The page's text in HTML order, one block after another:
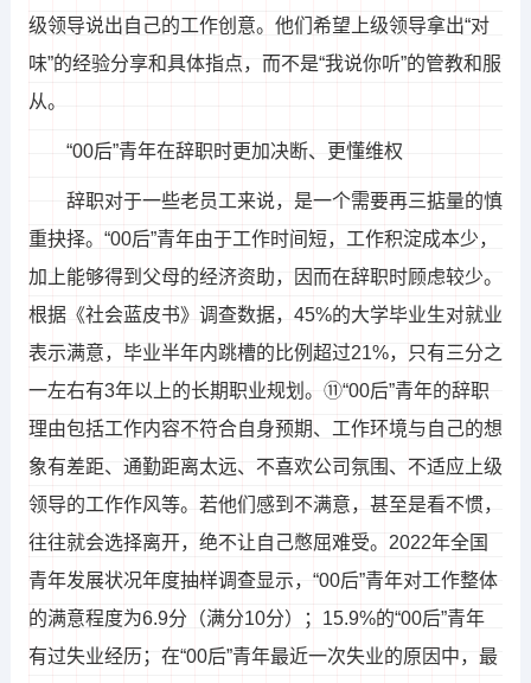
级领导说出自己的工作创意。他们希望上级领导拿出“对
味”的经验分享和具体指点，而不是“我说你听”的管教和服
从。
“00后”青年在辞职时更加决断、更懂维权
辞职对于一些老员工来说，是一个需要再三掂量的慎
重抉择。“00后”青年由于工作时间短，工作积淀成本少，
加上能够得到父母的经济资助，因而在辞职时顾虑较少。
根据《社会蓝皮书》调查数据，45%的大学毕业生对就业
表示满意，毕业半年内跳槽的比例超过21%，只有三分之
一左右有3年以上的长期职业规划。⑪“00后”青年的辞职
理由包括工作内容不符合自身预期、工作环境与自己的想
象有差距、通勤距离太远、不喜欢公司氛围、不适应上级
领导的工作作风等。若他们感到不满意，甚至是看不惯，
往往就会选择离开，绝不让自己憋屈难受。2022年全国
青年发展状况年度抽样调查显示，“00后”青年对工作整体
的满意程度为6.9分（满分10分）；15.9%的“00后”青年
有过失业经历；在“00后”青年最近一次失业的原因中，最